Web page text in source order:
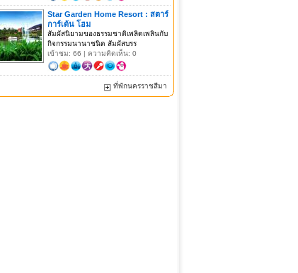
Star Garden Home Resort : สตาร์
การ์เด้น โฮม
สัมผัสนิยามของธรรมชาติเพลิดเพลินกับ
กิจกรรมนานาชนิด สัมผัสบรร
เข้าชม: 66 | ความคิดเห็น: 0
ที่พักนครราชสีมา